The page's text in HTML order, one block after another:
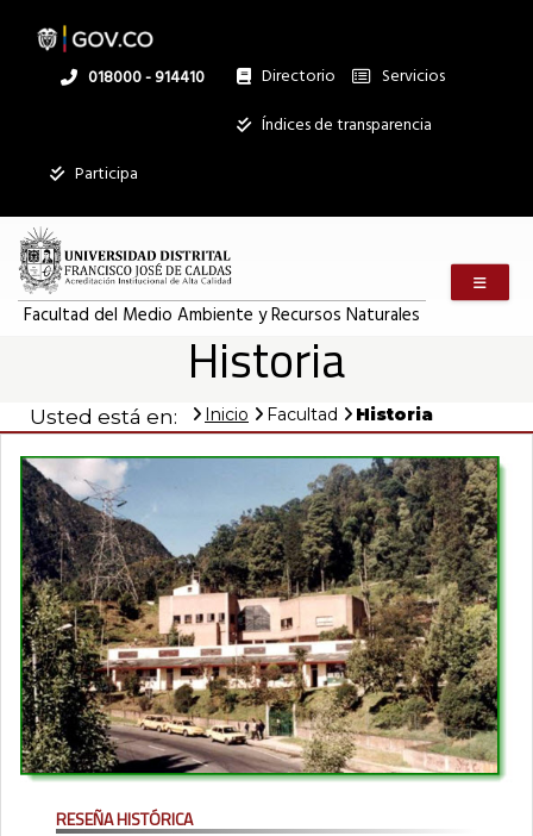
contenido
Linea
018000 - 914410 Directorio
Institucional
Servicios
Índices de transparencia
Participa
Facultad del Medio Ambiente y Recursos Naturales
Historia
Usted está en: Inicio Facultad Historia
Reseña Histórica